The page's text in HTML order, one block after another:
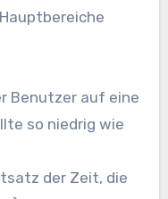
Benutzer auf eine
so niedrig wie
der Zeit, die